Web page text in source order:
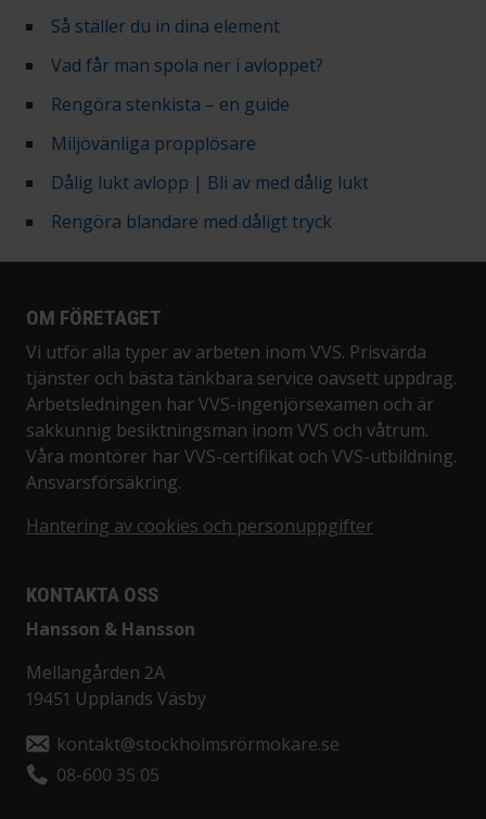
Så ställer du in dina element
Vad får man spola ner i avloppet?
Rengöra stenkista – en guide
Miljövänliga propplösare
Dålig lukt avlopp | Bli av med dålig lukt
Rengöra blandare med dåligt tryck
OM FÖRETAGET
Vi utför alla typer av arbeten inom VVS. Prisvärda
tjänster och bästa tänkbara service oavsett uppdrag.
Arbetsledningen har VVS-ingenjörsexamen och är
sakkunnig besiktningsman inom VVS och våtrum.
Våra montörer har VVS-certifikat och VVS-utbildning.
Ansvarsförsäkring.
Hantering av cookies och personuppgifter
KONTAKTA OSS
Hansson & Hansson
Mellangården 2A
19451 Upplands Väsby
kontakt@stockholmsrörmokare.se
08-600 35 05